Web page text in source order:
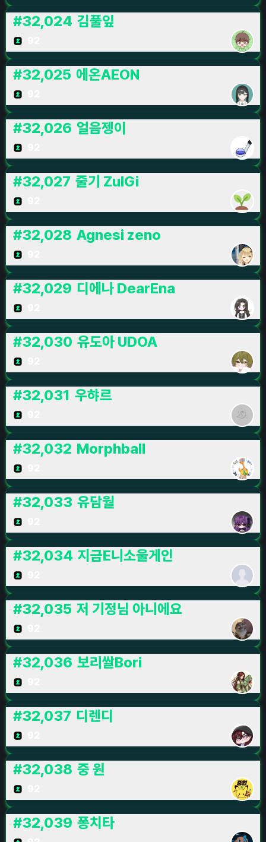
#32,024 김풀잎
#32,025 에온AEON
#32,026 얼음젱이
#32,027 줄기 ZulGi
#32,028 Agnesi zeno
#32,029 디에나 DearEna
#32,030 유도아 UDOA
#32,031 우햐르
#32,032 Morphball
#32,033 유담월
#32,034 지금E니소울게인
#32,035 저 기정님 아니에요
#32,036 보리쌀Bori
#32,037 디렌디
#32,038 중 원
#32,039 퐁치타